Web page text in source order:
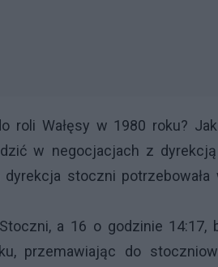
roli Wałęsy w 1980 roku?
w negocjacjach z
stoczni potrzebowała
a 16 o godzinie
przemawiając do